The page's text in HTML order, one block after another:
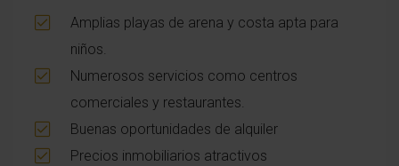
Amplias playas de arena y costa apta para
niños.
Numerosos servicios como centros
comerciales y restaurantes.
Buenas oportunidades de alquiler
Precios inmobiliarios atractivos